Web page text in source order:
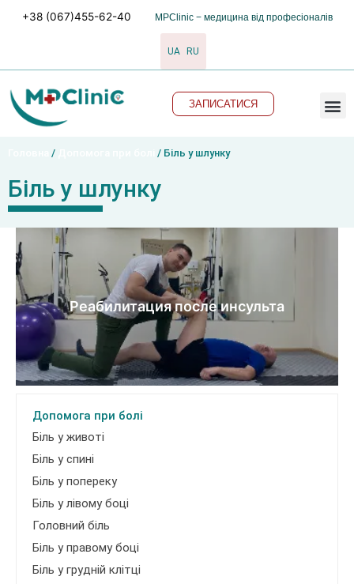
+38 (067)455-62-40 MPClinic − медицина від професіоналів
UA RU
ЗАПИСАТИСЯ
/ / Біль у шлунку
Біль у шлунку
Реабилитация после инсульта
Допомога при болі
Біль у животі
Біль у спині
Біль у попереку
Біль у лівому боці
Головний біль
Біль у правому боці
Біль у грудній клітці